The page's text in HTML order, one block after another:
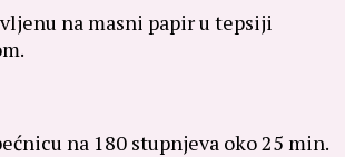
na masni papir u tepsiji
na 180 stupnjeva oko 25 min.